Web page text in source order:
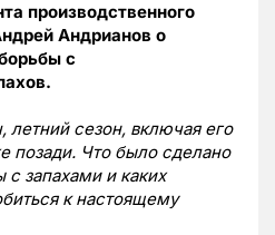
производственного
Андрианов о
с
летний сезон, включая его
позади. Что было сделано
запахами и каких
к настоящему